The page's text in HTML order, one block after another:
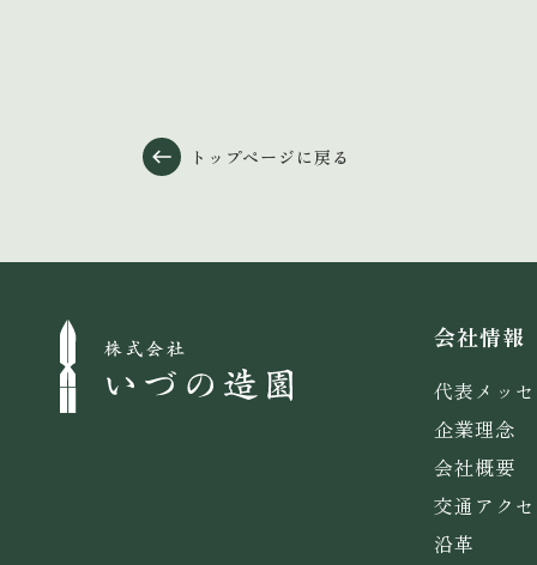
トップページに戻る
会社情報
代表メッ
企業理念
会社概要
交通アク
沿革